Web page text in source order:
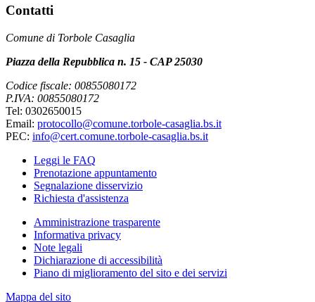
Contatti
Comune di Torbole Casaglia
Piazza della Repubblica n. 15 - CAP 25030
Codice fiscale: 00855080172
P.IVA: 00855080172
Tel: 0302650015
Email: protocollo@comune.torbole-casaglia.bs.it
PEC: info@cert.comune.torbole-casaglia.bs.it
Leggi le FAQ
Prenotazione appuntamento
Segnalazione disservizio
Richiesta d'assistenza
Amministrazione trasparente
Informativa privacy
Note legali
Dichiarazione di accessibilità
Piano di miglioramento del sito e dei servizi
Mappa del sito